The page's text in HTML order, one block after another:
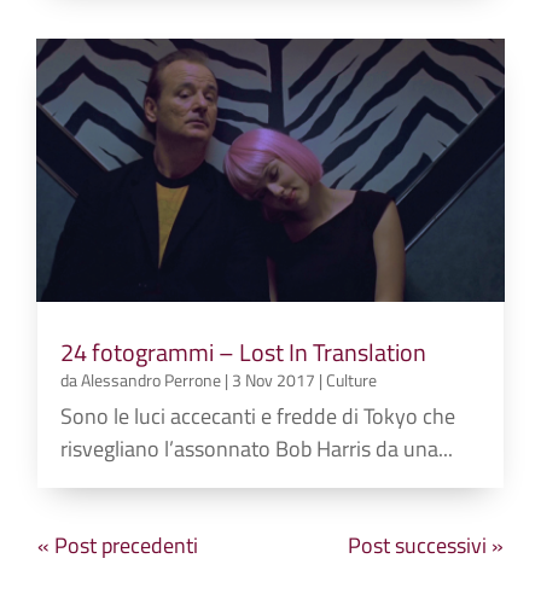
24 fotogrammi – Lost In Translation
daAlessandro Perrone| 3 Nov 2017 |Culture
Sono le luci accecanti e fredde di Tokyo che
risvegliano l’assonnato Bob Harris da una...
« Post precedenti Post successivi »